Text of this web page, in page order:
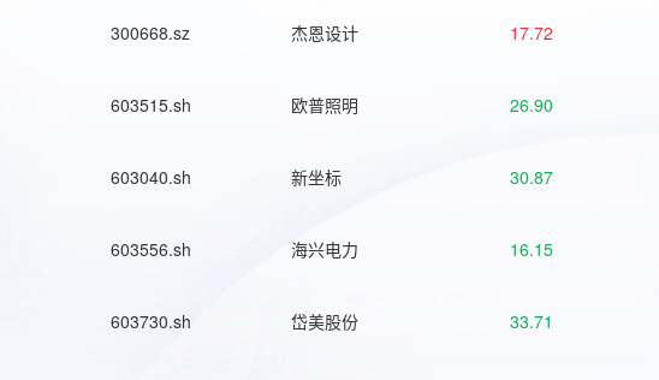
300668.sz 杰恩设计 17.72
603515.sh 欧普照明 26.90
603040.sh 新坐标 30.87
603556.sh 海兴电力 16.15
603730.sh 岱美股份 33.71